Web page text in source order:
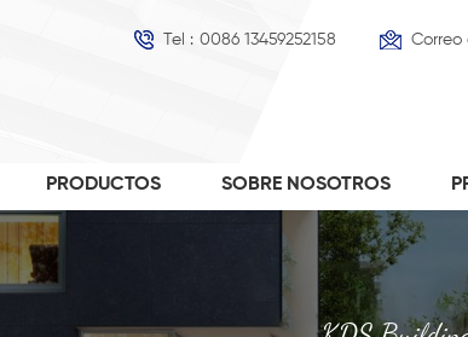
Tel : 0086 13459252158 Correo
PRODUCTOS SOBRE NOSOTROS